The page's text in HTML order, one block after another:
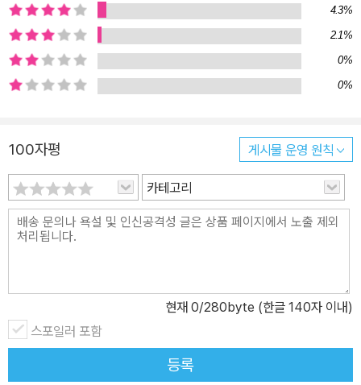
들기 위해 고군분투하는 이 시대의 모든 평범한 투자자가 조금 더 쉽
게 목적을 달성할 수 있도록 앞에서 끌어주고 뒤에서 밀어주는 ‘처음
공부’ 시리즈의 시작을 ‘미국주식’으로 함께 해보자! 나만 알고 싶은
《미국주식 처음공부》만의 특별한 장점! 미국주식을 하나도 모르는 사
용한 가이드이며, 이미 미국시장에 참여하는 사람이라 할지라도 놓치
기 쉬운 디테일과 노하우를 한 번에 섭렵할 수 있도록 설계하였다. 한
번만 쓱 훑어봐도 유용한 정보가 쏟아진다. ① 미국주식 비기너의 눈
높이에 맞춘 상세한 해설 - 전문적인 내용을 누구나 이해할 수 있는
수준으로 설명해요. ② 이해하기 쉬운 그림과 표로 단번에 머릿속에
가장 궁금해하는 미국주식투자의 모든 것을 다루었어요. ④ 섹터별
대장주, 1등주 수록 - 11개의 대표 섹터 자세히 보기가 수록되어 있어
요. ⑤ 초보 투자자의 어려움을 해결해 줄 ETF 정보 - 펀드와 주식의
장점만을 쏙쏙 골라 담아, 걱정을 덜어줄 ETF 투자를 도와줘요. ⑥
4.3%
2.1%
0%
0%
100자평 게시물 운영 원칙
카테고리
현재 0/280byte (한글 140자 이내)
스포일러 포함
등록